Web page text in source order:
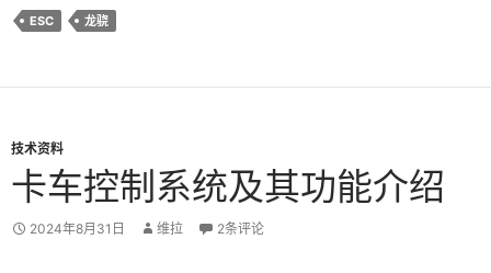
ESC 龙骁
技术资料
卡车控制系统及其功能介绍
2024年8月31日 维拉 2条评论